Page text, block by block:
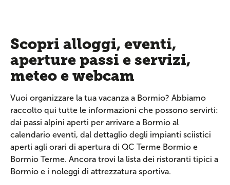
Scopri alloggi, eventi,
aperture passi e servizi,
meteo e webcam
Vuoi organizzare la tua vacanza a Bormio? Abbiamo
raccolto qui tutte le informazioni che possono servirti:
dai passi alpini aperti per arrivare a Bormio al
calendario eventi, dal dettaglio degli impianti sciistici
aperti agli orari di apertura di QC Terme Bormio e
Bormio Terme. Ancora trovi la lista dei ristoranti tipici a
Bormio e i noleggi di attrezzatura sportiva.